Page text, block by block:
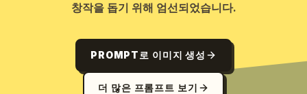
창작을 돕기 위해 엄선되었습니다.
PROMPT로 이미지 생성
더 많은 프롬프트 보기